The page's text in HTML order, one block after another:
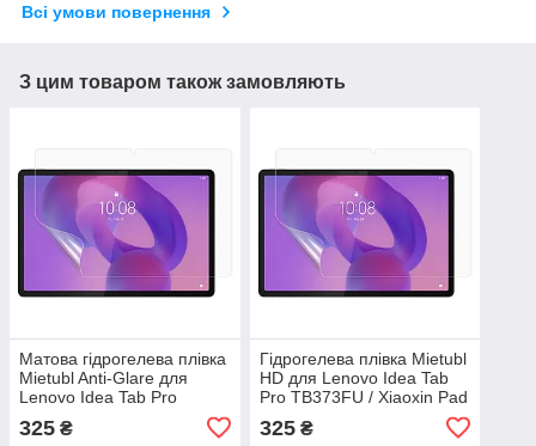
Всі умови повернення
З цим товаром також замовляють
Матова гідрогелева плівка
Mietubl Anti-Glare для
Lenovo Idea Tab Pro
TB373FU / Xiaoxin Pad Pro
12.7 2025
325 ₴
Гідрогелева плівка Mietubl
HD для Lenovo Idea Tab
Pro TB373FU / Xiaoxin Pad
325₴